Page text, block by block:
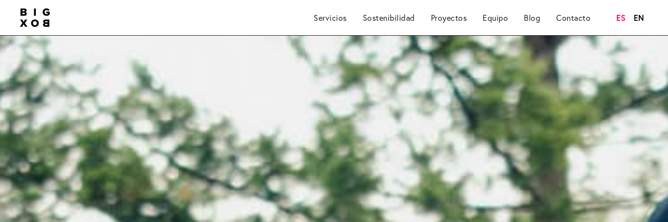
Servicios Sostenibilidad Proyectos Equipo Blog Contacto ES EN